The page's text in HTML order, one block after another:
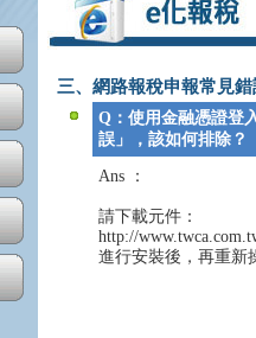
三、網路報稅申報常見
Q：使用金融憑證登
誤」，該如何排除？
Ans ：
請下載元件：
http://
進行安裝後，再重新